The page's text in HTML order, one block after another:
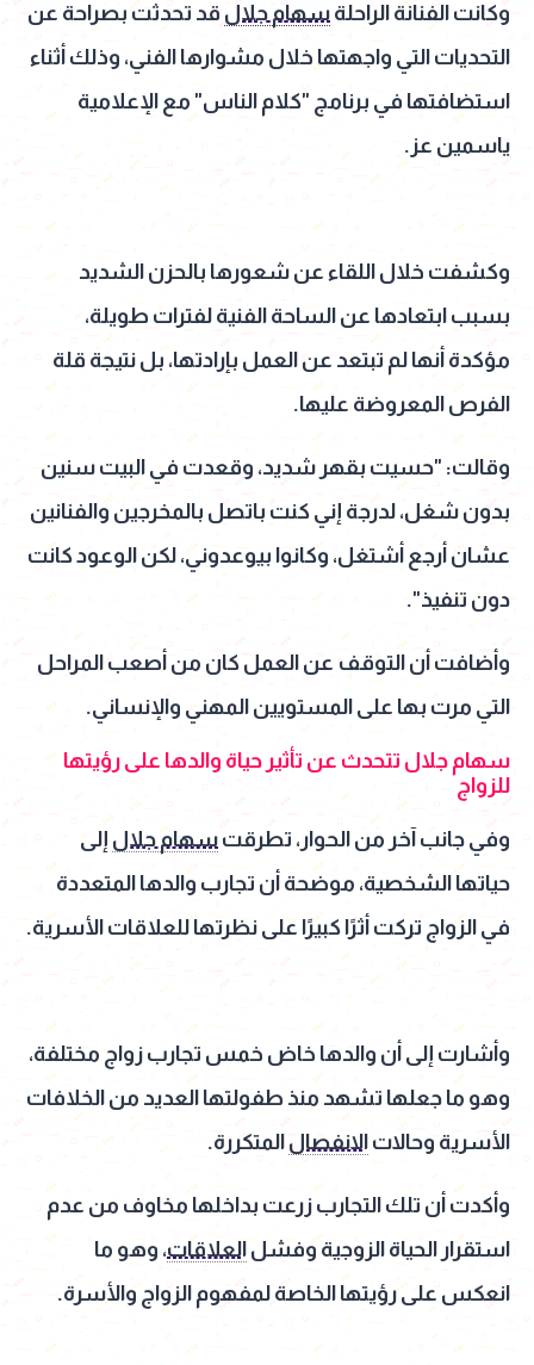
وكانت الفنانة الراحلة سهام جلال قد تحدثت بصراحة عن
التحديات التي واجهتها خلال مشوارها الفني، وذلك أثناء
استضافتها في برنامج "كلام الناس" مع الإعلامية
ياسمين عز.
وكشفت خلال اللقاء عن شعورها بالحزن الشديد
بسبب ابتعادها عن الساحة الفنية لفترات طويلة،
مؤكدة أنها لم تبتعد عن العمل بإرادتها، بل نتيجة قلة
الفرص المعروضة عليها.
وقالت: "حسيت بقهر شديد، وقعدت في البيت سنين
بدون شغل، لدرجة إني كنت باتصل بالمخرجين والفنانين
عشان أرجع أشتغل، وكانوا بيوعدوني، لكن الوعود كانت
دون تنفيذ".
وأضافت أن التوقف عن العمل كان من أصعب المراحل
التي مرت بها على المستويين المهني والإنساني.
سهام جلال تتحدث عن تأثير حياة والدها على رؤيتها
للزواج
وفي جانب آخر من الحوار، تطرقت سهام جلال إلى
حياتها الشخصية، موضحة أن تجارب والدها المتعددة
في الزواج تركت أثرًا كبيرًا على نظرتها للعلاقات الأسرية.
وأشارت إلى أن والدها خاض خمس تجارب زواج مختلفة،
وهو ما جعلها تشهد منذ طفولتها العديد من الخلافات
الأسرية وحالاتالانفصال المتكررة.
وأكدت أن تلك التجارب زرعت بداخلها مخاوف من عدم
استقرار الحياة الزوجية وفشل العلاقات، وهو ما
انعكس على رؤيتها الخاصة لمفهوم الزواج والأسرة.